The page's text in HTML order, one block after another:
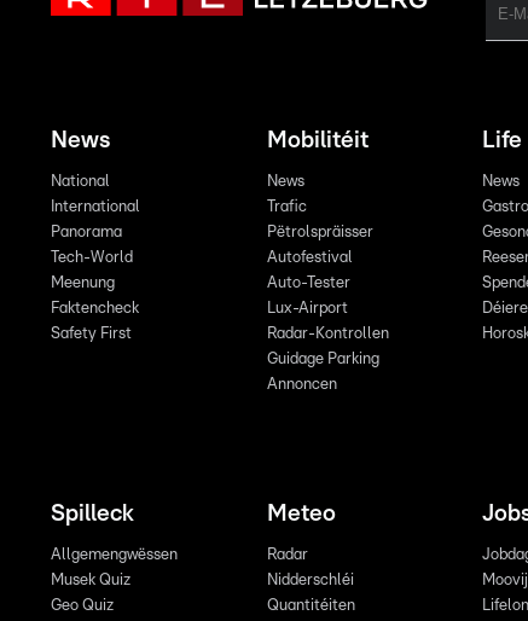
News
National
International
Panorama
Tech-World
Meenung
Faktencheck
Safety First
Mobilitéit
News
Trafic
Pëtrolspräisser
Autofestival
Auto-Tester
Lux-Airport
Radar-Kontrollen
Guidage Parking
Annoncen
Life
News
Spilleck
Allgemengwëssen
Musek Quiz
Geo Quiz
Meteo
Radar
Nidderschléi
Quantitéiten